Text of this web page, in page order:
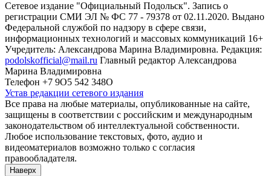
Сетевое издание "Официальный Подольск". Запись о
регистрации СМИ ЭЛ № ФС 77 - 79378 от 02.11.2020. Выдано
Федеральной службой по надзору в сфере связи,
информационных технологий и массовых коммуникаций 16+
Учредитель: Александрова Марина Владимировна. Редакция:
podolskofficial@mail.ru Главный редактор Александрова
Марина Владимировна
Телефон +7 9О5 542 348О
Устав редакции сетевого издания
Все права на любые материалы, опубликованные на сайте,
защищены в соответствии с российским и международным
законодательством об интеллектуальной собственности.
Любое использование текстовых, фото, аудио и
видеоматериалов возможно только с согласия
правообладателя.
Наверх